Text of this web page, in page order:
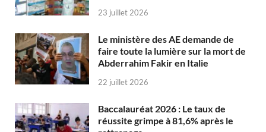
23 juillet 2026
Le ministère des AE demande de
faire toute la lumière sur la mort de
Abderrahim Fakir en Italie
22 juillet 2026
Baccalauréat 2026 : Le taux de
réussite grimpe à 81,6% après le